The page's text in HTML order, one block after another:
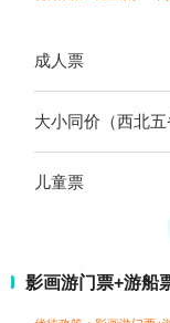
成人票
大小同价（西北五
儿童票
影画游门票+游船